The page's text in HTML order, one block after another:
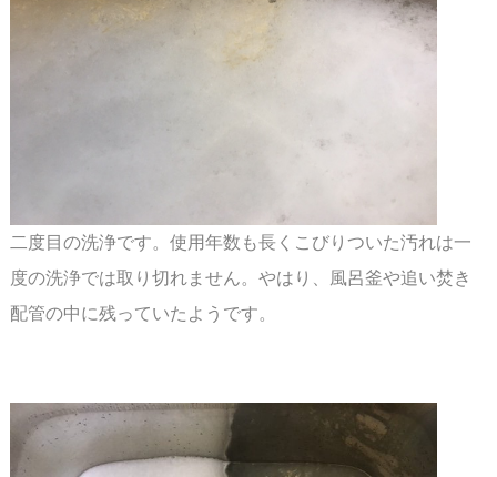
二度目の洗浄です。使用年数も長くこびりついた汚れは一
度の洗浄では取り切れません。やはり、風呂釜や追い焚き
配管の中に残っていたようです。